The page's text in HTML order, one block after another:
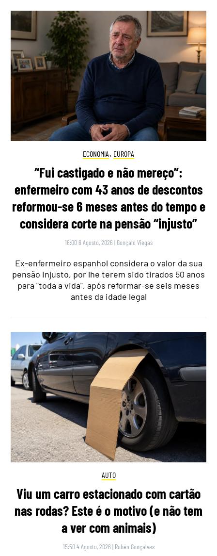
ECONOMIA , EUROPA
“Fui castigado e não mereço”:
enfermeiro com 43 anos de descontos
reformou-se 6 meses antes do tempo e
considera corte na pensão “injusto”
16:00 6 Agosto, 2026 | Gonçalo Viegas
Ex-enfermeiro espanhol considera o valor da sua
pensão injusto, por lhe terem sido tirados 50 anos
para "toda a vida", após reformar-se seis meses
antes da idade legal
AUTO
Viu um carro estacionado com cartão
nas rodas? Este é o motivo (e não tem
a ver com animais)
15:50 4 Agosto, 2026 | Rubén Gonçalves